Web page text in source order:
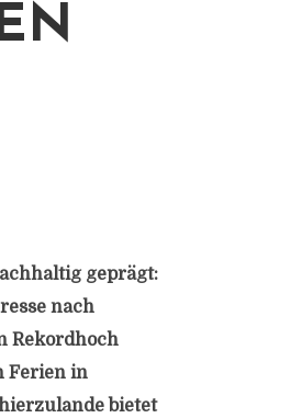
geprägt:
nach
Rekordhoch
Ferien in
bietet